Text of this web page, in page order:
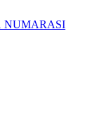
NUMARASI